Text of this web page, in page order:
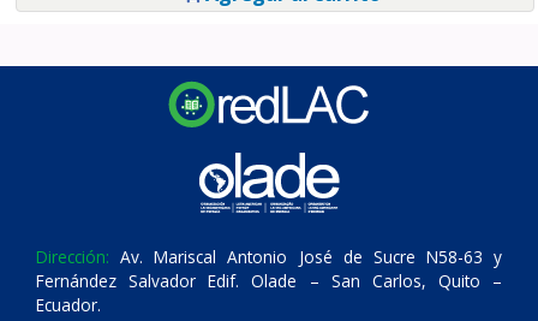
Dirección: Av. Mariscal Antonio José de Sucre N58-63 y
Fernández Salvador Edif. Olade – San Carlos, Quito –
Ecuador.